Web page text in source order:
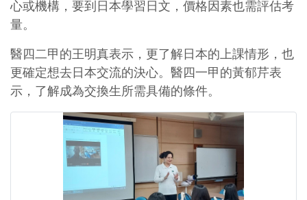
心或機構，要到日本學習日文，價格因素也需評估考
量。
醫四二甲的王明真表示，更了解日本的上課情形，也
更確定想去日本交流的決心。醫四一甲的黃郁芹表
示，了解成為交換生所需具備的條件。